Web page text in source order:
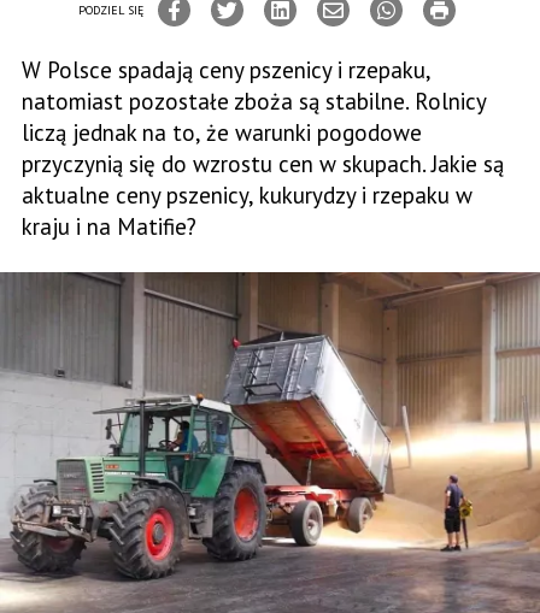
PODZIEL SIĘ
W Polsce spadają ceny pszenicy i rzepaku,
natomiast pozostałe zboża są stabilne. Rolnicy
liczą jednak na to, że warunki pogodowe
przyczynią się do wzrostu cen w skupach. Jakie są
aktualne ceny pszenicy, kukurydzy i rzepaku w
kraju i na Matifie?